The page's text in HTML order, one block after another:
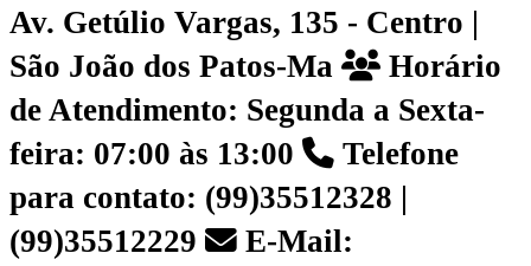
Av. Getúlio Vargas, 135 - Centro |
São João dos Patos-Ma
Horário
de Atendimento: Segunda a Sexta-
feira: 07:00 às 13:00
Telefone
para contato: (99)35512328 |
(99)35512229
E-Mail: